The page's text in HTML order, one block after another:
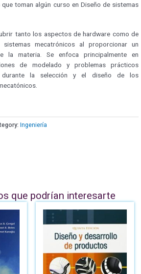
toman algún curso en Diseño de sistemas
tanto los aspectos de hardware como de
mecatrónicos al proporcionar un
la materia. Se enfoca principalmente en
de modelado y problemas prácticos
durante la selección y el diseño de los
Ingeniería
que podrían interesarte